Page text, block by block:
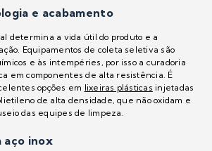
e acabamento
determina a vida útil do produto e a
Equipamentos de coleta seletiva são
e às intempéries, por isso a curadoria
em componentes de alta resistência. É
opções em lixeiras plásticas injetadas
de alta densidade, que não oxidam e
das equipes de limpeza.
aço inox